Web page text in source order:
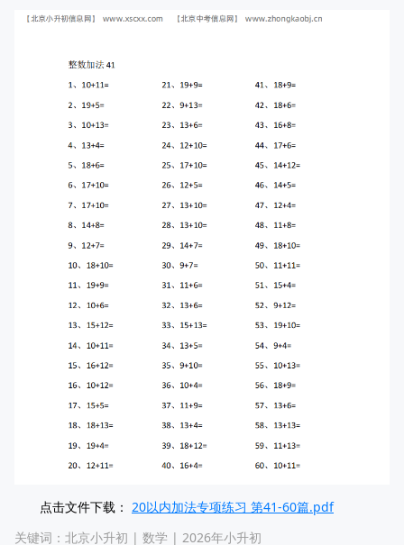
点击文件下载： 20以内加法专项练习 第41-60篇.pdf
关键词： 北京小升初 | 数学 | 2026年小升初